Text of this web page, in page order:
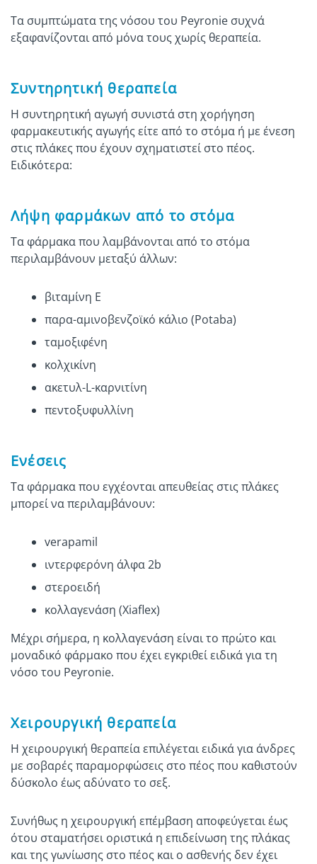
Τα συμπτώματα της νόσου του Peyronie συχνά
εξαφανίζονται από μόνα τους χωρίς θεραπεία.
Συντηρητική θεραπεία
Η συντηρητική αγωγή συνιστά στη χορήγηση
φαρμακευτικής αγωγής είτε από το στόμα ή με ένεση
στις πλάκες που έχουν σχηματιστεί στο πέος.
Ειδικότερα:
Λήψη φαρμάκων από το στόμα
Τα φάρμακα που λαμβάνονται από το στόμα
περιλαμβάνουν μεταξύ άλλων:
βιταμίνη Ε
παρα-αμινοβενζοϊκό κάλιο (Potaba)
ταμοξιφένη
κολχικίνη
ακετυλ-L-καρνιτίνη
πεντοξυφυλλίνη
Ενέσεις
Τα φάρμακα που εγχέονται απευθείας στις πλάκες
μπορεί να περιλαμβάνουν:
verapamil
ιντερφερόνη άλφα 2b
στεροειδή
κολλαγενάση (Xiaflex)
Μέχρι σήμερα, η κολλαγενάση είναι το πρώτο και
μοναδικό φάρμακο που έχει εγκριθεί ειδικά για τη
νόσο του Peyronie.
Χειρουργική θεραπεία
Η χειρουργική θεραπεία επιλέγεται ειδικά για άνδρες
με σοβαρές παραμορφώσεις στο πέος που καθιστούν
δύσκολο έως αδύνατο το σεξ.
Συνήθως η χειρουργική επέμβαση αποφεύγεται έως
ότου σταματήσει οριστικά η επιδείνωση της πλάκας
και της γωνίωσης στο πέος και ο ασθενής δεν έχει